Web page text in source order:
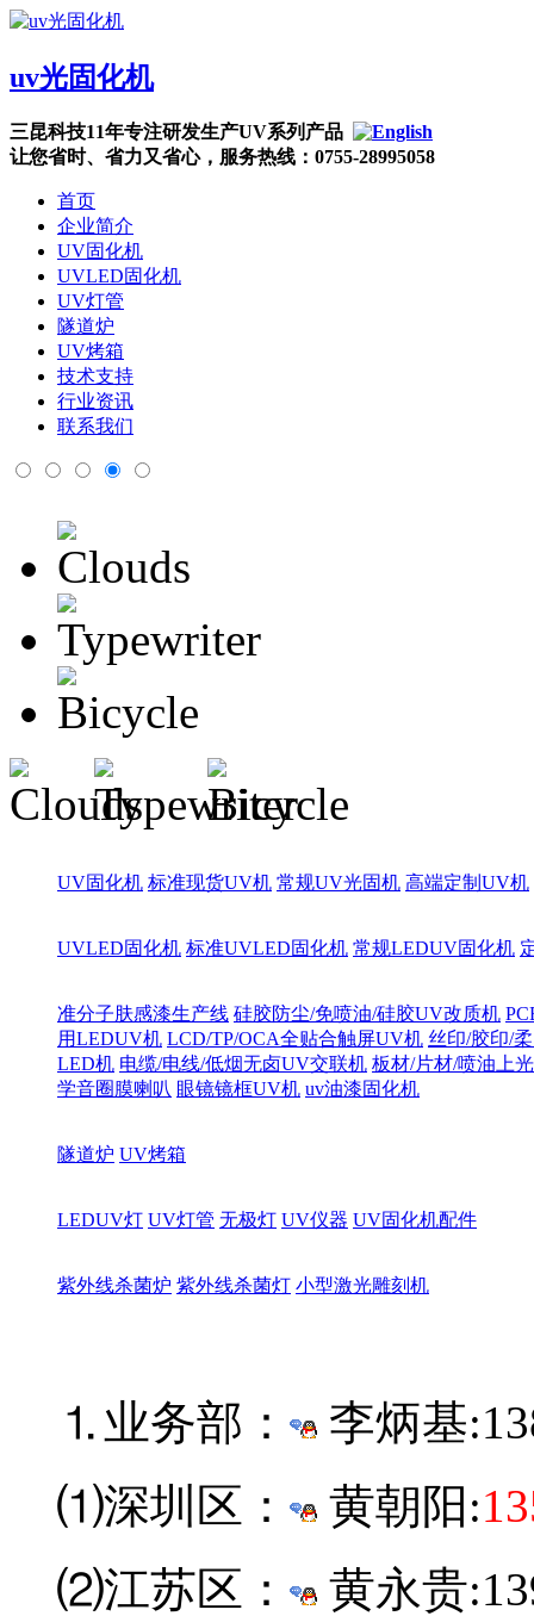
uv光固化机
三昆科技11年专注研发生产UV系列产品
让您省时、省力又省心，服务热线：0755-28995058
首页
企业简介
UV固化机
UVLED固化机
UV灯管
隧道炉
UV烤箱
技术支持
行业资讯
联系我们
UV固化机 标准现货UV机 常规UV光固机 高端定制UV机
UVLED固化机 标准UVLED固化机 常规LEDUV固化机
准分子肤感漆生产线 硅胶防尘/免喷油/硅胶UV改质机
用LEDUV机 LCD/TP/OCA全贴合触屏UV机 丝印/胶印/
LED机 电缆/电线/低烟无卤UV交联机 板材/片材/喷油上
学音圈膜喇叭 眼镜镜框UV机 uv油漆固化机
隧道炉 UV烤箱
LEDUV灯 UV灯管 无极灯 UV仪器 UV固化机配件
紫外线杀菌炉 紫外线杀菌灯 小型激光雕刻机
⒈业务部： 李炳基:
⑴深圳区：
黄朝阳:
⑵江苏区：
黄永贵